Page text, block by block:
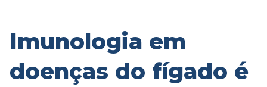
Imunologia em
doenças do fígado é